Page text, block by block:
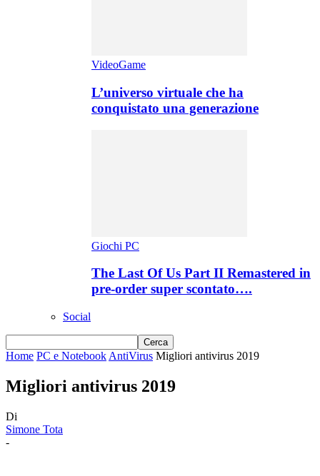
VideoGame
L’universo virtuale che ha
conquistato una generazione
Giochi PC
The Last Of Us Part II Remastered in
pre-order super scontato….
Social
Home PC e Notebook AntiVirus Migliori antivirus 2019
Migliori antivirus 2019
Di
Simone Tota
-